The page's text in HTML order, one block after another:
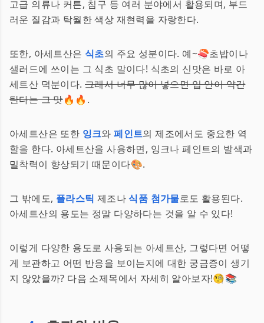
고급 의류나 커튼, 침구 등 여러 분야에서 활용되며, 부드
러운 질감과 탁월한 색상 재현력을 자랑한다.
또한, 아세트산은 식초의 주요 성분이다. 예~🍣초밥이나
샐러드에 쓰이는 그 식초 말이다! 식초의 신맛은 바로 아
세트산 덕분이다. 그래서 너무 많이 넣으면 입 안이 약간
탄다는 그 맛🔥🔥.
아세트산은 또한 잉크와페인트의 제조에서도 중요한 역
할을 한다. 아세트산을 사용하면, 잉크나 페인트의 발색과
밀착력이 향상되기 때문이다🎨.
그 밖에도, 플라스틱 제조나 식품 첨가물로도 활용된다.
아세트산의 용도는 정말 다양하다는 것을 알 수 있다!
이렇게 다양한 용도로 사용되는 아세트산, 그렇다면 어떻
게 보관하고 어떤 반응을 보이는지에 대한 궁금증이 생기
지 않았을까? 다음 소제목에서 자세히 알아보자!🧐📚